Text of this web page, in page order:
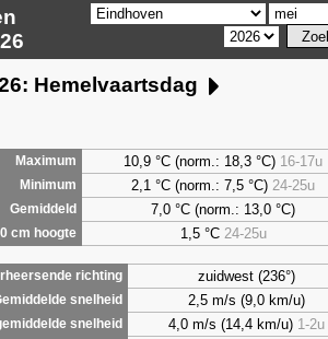
Hemelvaartsdag
Maximum 10,9 °C (norm.: 18,3 °C) 16-17u
Minimum 2,1 °C (norm.: 7,5 °C) 24-25u
Gemiddeld 7,0 °C (norm.: 13,0 °C)
cm hoogte 1,5°C 24-25u
richting zuidwest (236°)
snelheid 2,5 m/s (9,0 km/u)
snelheid 4,0 m/s (14,4 km/u) 1-2u